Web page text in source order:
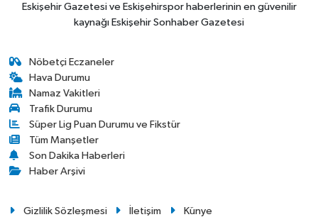
Eskişehir Gazetesi ve Eskişehirspor haberlerinin en güvenilir
kaynağı Eskişehir Sonhaber Gazetesi
Nöbetçi Eczaneler
Hava Durumu
Namaz Vakitleri
Trafik Durumu
Süper Lig Puan Durumu ve Fikstür
Tüm Manşetler
Son Dakika Haberleri
Haber Arşivi
Gizlilik Sözleşmesi İletişim Künye